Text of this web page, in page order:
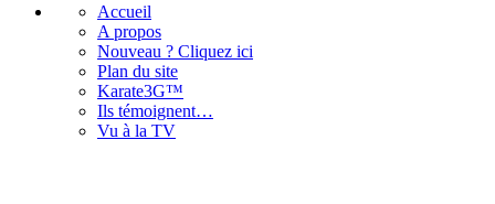
Accueil
A propos
Nouveau ? Cliquez ici
Plan du site
Karate3G™
Ils témoignent…
Vu à la TV